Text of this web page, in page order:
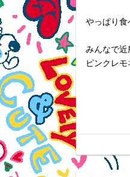
やっぱり
みんなで
ピンクレ